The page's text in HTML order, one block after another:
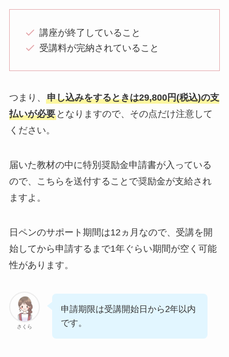
講座が終了していること
受講料が完納されていること
つまり、 申し込みをするときは29,800円(税込)の支
払いが必要となりますので、その点だけ注意して
ください。
届いた教材の中に特別奨励金申請書が入っている
ので、こちらを送付することで奨励金が支給され
ますよ。
日ペンのサポート期間は12ヵ月なので、受講を開
始してから申請するまで1年ぐらい期間が空く可能
性があります。
さくら
申請期限は受講開始日から2年以内
です。